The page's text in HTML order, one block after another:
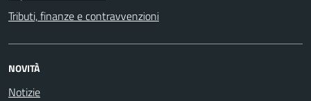
Tributi, finanze e contravvenzioni
NOVITÀ
Notizie